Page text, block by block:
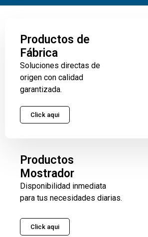
Productos de
Fábrica
Soluciones directas de
origen con calidad
garantizada.
Click aqui
Productos
Mostrador
Disponibilidad inmediata
para tus necesidades diarias.
Click aqui